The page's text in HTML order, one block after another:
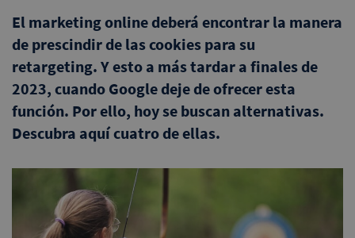
El marketing online deberá encontrar la manera
de prescindir de las cookies para su
retargeting. Y esto a más tardar a finales de
2023, cuando Google deje de ofrecer esta
función. Por ello, hoy se buscan alternativas.
Descubra aquí cuatro de ellas.